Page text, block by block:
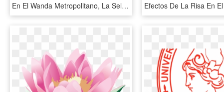
En El Wanda Metropolitano, La Selección Venezolana - Memes De Benedetto Con La Seleccion, HD Png Download